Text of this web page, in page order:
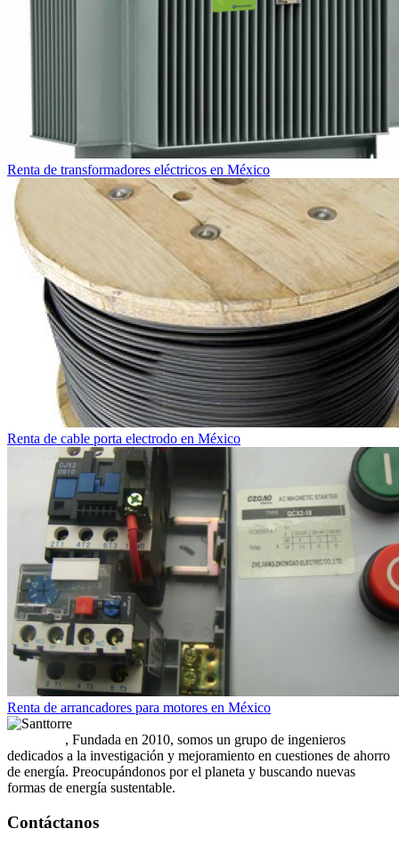
Renta de transformadores eléctricos en México
Renta de cable porta electrodo en México
Renta de arrancadores para motores en México
, Fundada en 2010, somos un grupo de ingenieros
dedicados a la investigación y mejoramiento en cuestiones de ahorro
de energía. Preocupándonos por el planeta y buscando nuevas
formas de energía sustentable.
Contáctanos